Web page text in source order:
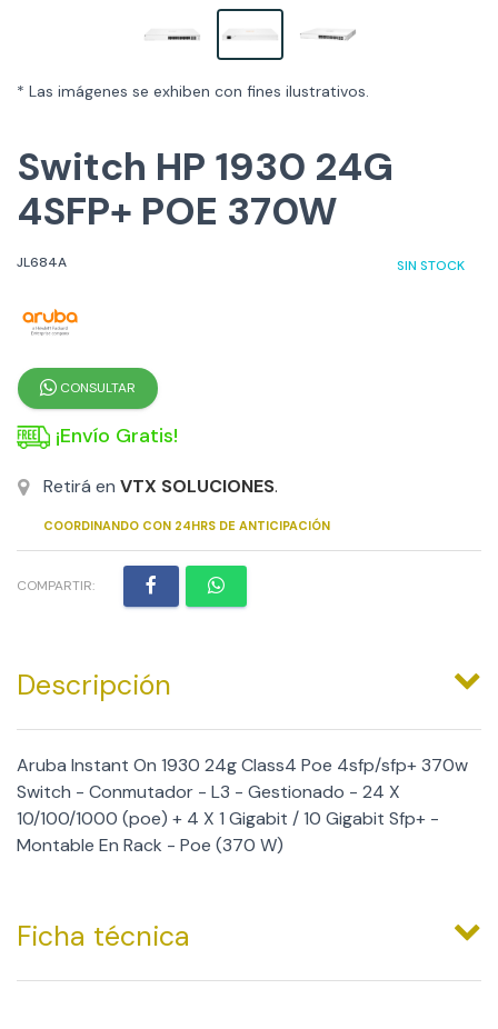
* Las imágenes se exhiben con fines ilustrativos.
Switch HP 1930 24G
4SFP+ POE 370W
JL684A SIN STOCK
CONSULTAR
¡Envío Gratis!
Retirá en VTX SOLUCIONES.
COORDINANDO CON 24HRS DE ANTICIPACIÓN
COMPARTIR:
Descripción
Aruba Instant On 1930 24g Class4 Poe 4sfp/sfp+ 370w
Switch - Conmutador - L3 - Gestionado - 24 X
10/100/1000 (poe) + 4 X 1 Gigabit / 10 Gigabit Sfp+ -
Montable En Rack - Poe (370 W)
Ficha técnica